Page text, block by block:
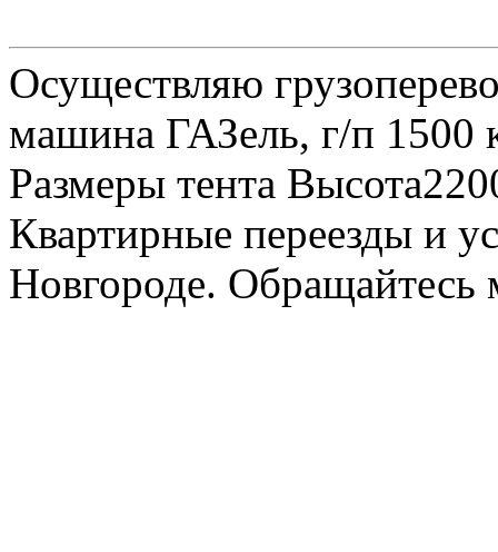
Осуществляю
машина ГАЗель, г/п 1500
Размеры тента
Квартирные переезды и
Новгороде.